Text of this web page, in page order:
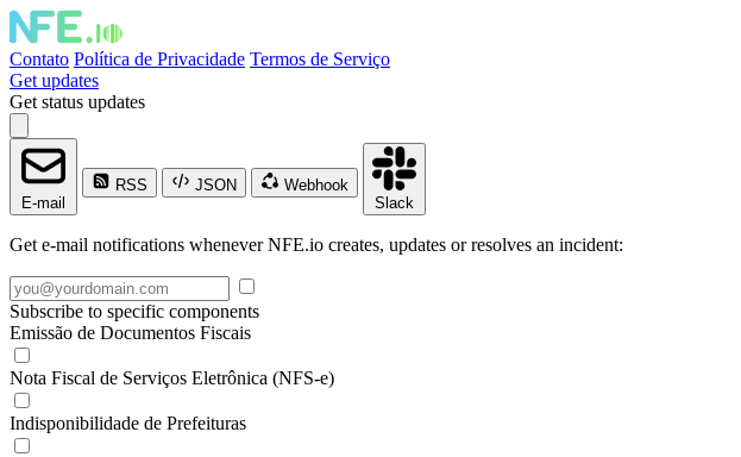
Contato Política de Privacidade Termos de Serviço
Get updates
Get status updates
E-mail
RSS JSON
Webhook
Slack
Get e-mail notifications whenever NFE.io creates, updates or resolves an incident:
Subscribe to specific components
Emissão de Documentos Fiscais
Nota Fiscal de Serviços Eletrônica (NFS-e)
Indisponibilidade de Prefeituras